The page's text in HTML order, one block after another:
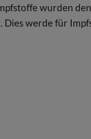
wurden
werde für